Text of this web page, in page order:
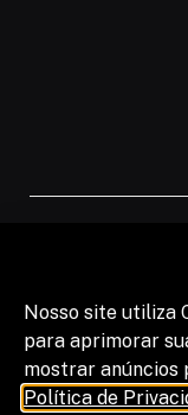
Nosso site utiliza
para aprimorar
mostrar anúncios
Política de